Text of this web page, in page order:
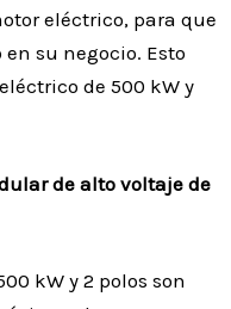
eléctrico, para que
su negocio. Esto
de 500 kW y
de alto voltaje de
kW y 2 polos son